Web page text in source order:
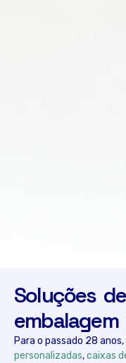
Soluções
Para o passado 28
personalizadas,caixas